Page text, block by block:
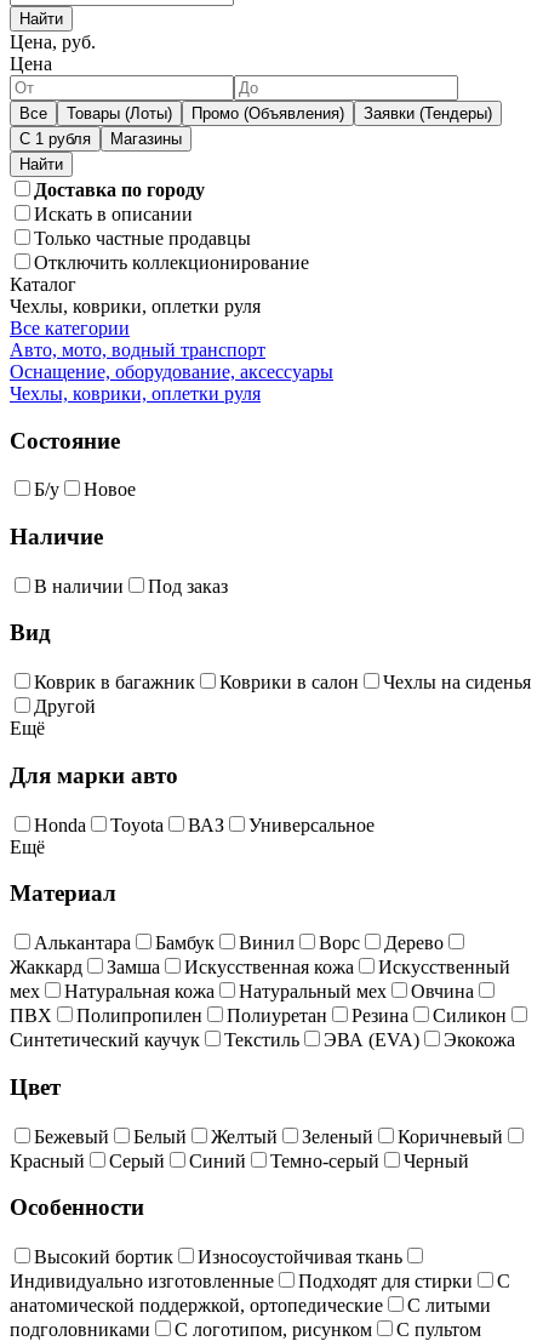
Найти
Цена, руб.
Цена
Все Товары (Лоты) Промо (Объявления)
Заявки (Тендеры)
С 1 рубля
Магазины
Доставка по городу
Искать в описании
Только частные продавцы
Отключить коллекционирование
Каталог
Чехлы, коврики, оплетки руля
Все категории
Авто, мото, водный транспорт
Оснащение, оборудование, аксессуары
Чехлы, коврики, оплетки руля
Состояние
Б/у Новое
Наличие
В наличии Под заказ
Вид
Коврик в багажник Коврики в салон
Чехлы на сиденья
Другой
Ещё
Для марки авто
Honda Toyota ВАЗ
Универсальное
Ещё
Материал
Алькантара Бамбук Винил Ворс
Дерево
Жаккард
Замша Искусственная кожа
Искусственный
мех
Натуральная кожа Натуральный мех
Овчина
ПВХ
Полипропилен Полиуретан Резина
Силикон
Синтетический каучук
Текстиль ЭВА (EVA) Экокожа
Цвет
Бежевый Белый Желтый Зеленый
Коричневый
Красный
Серый Синий Темно-серый Черный
Особенности
Высокий бортик
Износоустойчивая ткань
Индивидуально изготовленные
Подходят для стирки
С
анатомической поддержкой, ортопедические
С литыми
подголовниками
С логотипом, рисунком
С пультом